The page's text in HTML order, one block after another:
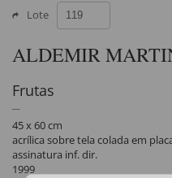
Lote
ALDEMIR
Frutas
45 x 60 cm
acrílica sobre tela colada em
assinatura inf. dir.
1999